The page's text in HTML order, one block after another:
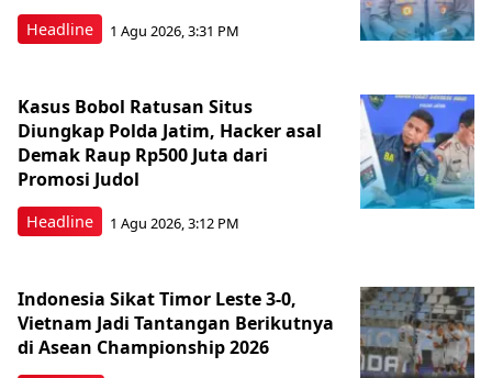
Headline 1 Agu 2026, 3:31 PM
Headline
Kasus Bobol Ratusan Situs
Diungkap Polda Jatim, Hacker asal
Demak Raup Rp500 Juta dari
Promosi Judol
1 Agu 2026, 3:12 PM
Indonesia Sikat Timor Leste 3-0,
Vietnam Jadi Tantangan Berikutnya
di Asean Championship 2026